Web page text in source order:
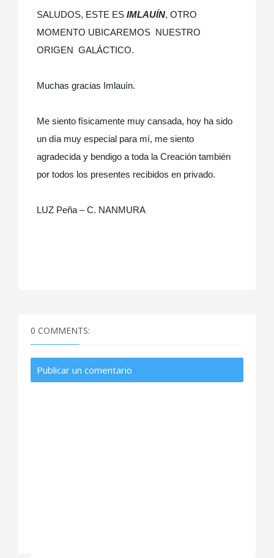
SALUDOS, ESTE ES IMLAUÍN, OTRO
MOMENTO UBICAREMOS NUESTRO
ORIGEN GALÁCTICO.
Muchas gracias Imlauín.
Me siento físicamente muy cansada, hoy ha sido
un día muy especial para mí, me siento
agradecida y bendigo a toda la Creación también
por todos los presentes recibidos en privado.
LUZ Peña – C. NANMURA
0 COMMENTS:
Publicar un comentario